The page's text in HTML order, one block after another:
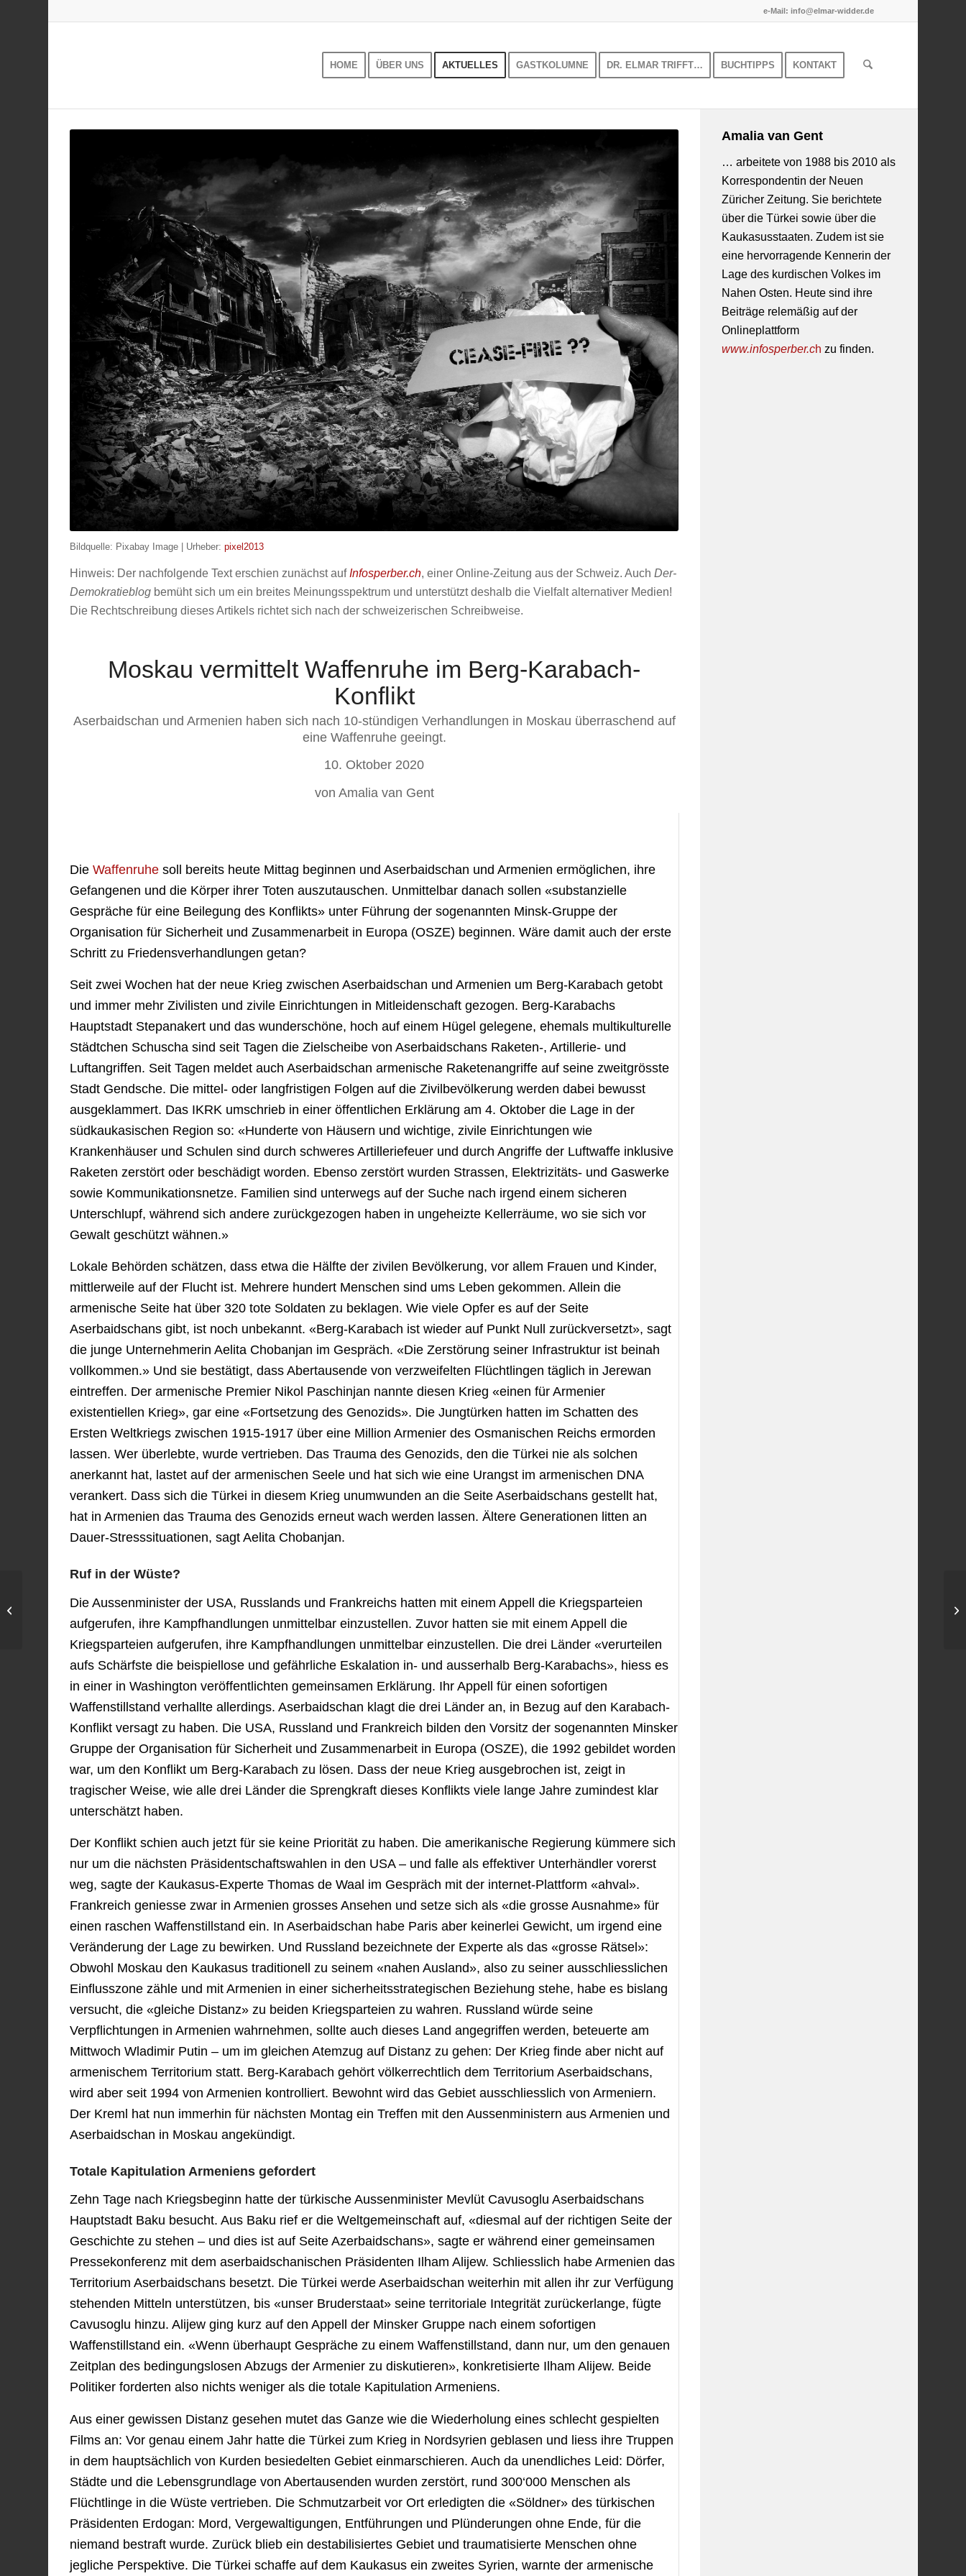
e-Mail: info@elmar-widder.de
HOME ÜBER UNS AKTUELLES GASTKOLUMNE DR. ELMAR TRIFFT… BUCHTIPPS KONTAKT
Bildquelle: Pixabay Image | Urheber:pixel2013
Hinweis: Der nachfolgende Text erschien zunächst auf Infosperber.ch, einer Online-Zeitung aus der Schweiz. AuchDer-
Demokratieblog bemüht sich um ein breites Meinungsspektrum und unterstützt deshalb die Vielfalt alternativer Medien!
Die Rechtschreibung dieses Artikels richtet sich nach der schweizerischen Schreibweise.
Moskau vermittelt Waffenruhe im Berg-Karabach-
Konflikt
Aserbaidschan und Armenien haben sich nach 10-stündigen Verhandlungen in Moskau überraschend auf
eine Waffenruhe geeingt.
10. Oktober 2020
von Amalia van Gent
Die Waffenruhe soll bereits heute Mittag beginnen und Aserbaidschan und Armenien ermöglichen, ihre
Gefangenen und die Körper ihrer Toten auszutauschen. Unmittelbar danach sollen «substanzielle
Gespräche für eine Beilegung des Konflikts» unter Führung der sogenannten Minsk-Gruppe der
Organisation für Sicherheit und Zusammenarbeit in Europa (OSZE) beginnen. Wäre damit auch der erste
Schritt zu Friedensverhandlungen getan?
Seit zwei Wochen hat der neue Krieg zwischen Aserbaidschan und Armenien um Berg-Karabach getobt
und immer mehr Zivilisten und zivile Einrichtungen in Mitleidenschaft gezogen. Berg-Karabachs
Hauptstadt Stepanakert und das wunderschöne, hoch auf einem Hügel gelegene, ehemals multikulturelle
Städtchen Schuscha sind seit Tagen die Zielscheibe von Aserbaidschans Raketen-, Artillerie- und
Luftangriffen. Seit Tagen meldet auch Aserbaidschan armenische Raketenangriffe auf seine zweitgrösste
Stadt Gendsche. Die mittel- oder langfristigen Folgen auf die Zivilbevölkerung werden dabei bewusst
ausgeklammert. Das IKRK umschrieb in einer öffentlichen Erklärung am 4. Oktober die Lage in der
südkaukasischen Region so: «Hunderte von Häusern und wichtige, zivile Einrichtungen wie
Krankenhäuser und Schulen sind durch schweres Artilleriefeuer und durch Angriffe der Luftwaffe inklusive
Raketen zerstört oder beschädigt worden. Ebenso zerstört wurden Strassen, Elektrizitäts- und Gaswerke
sowie Kommunikationsnetze. Familien sind unterwegs auf der Suche nach irgend einem sicheren
Unterschlupf, während sich andere zurückgezogen haben in ungeheizte Kellerräume, wo sie sich vor
Gewalt geschützt wähnen.»
Lokale Behörden schätzen, dass etwa die Hälfte der zivilen Bevölkerung, vor allem Frauen und Kinder,
mittlerweile auf der Flucht ist. Mehrere hundert Menschen sind ums Leben gekommen. Allein die
armenische Seite hat über 320 tote Soldaten zu beklagen. Wie viele Opfer es auf der Seite
Aserbaidschans gibt, ist noch unbekannt. «Berg-Karabach ist wieder auf Punkt Null zurückversetzt», sagt
die junge Unternehmerin Aelita Chobanjan im Gespräch. «Die Zerstörung seiner Infrastruktur ist beinah
vollkommen.» Und sie bestätigt, dass Abertausende von verzweifelten Flüchtlingen täglich in Jerewan
eintreffen. Der armenische Premier Nikol Paschinjan nannte diesen Krieg «einen für Armenier
existentiellen Krieg», gar eine «Fortsetzung des Genozids». Die Jungtürken hatten im Schatten des
Ersten Weltkriegs zwischen 1915-1917 über eine Million Armenier des Osmanischen Reichs ermorden
lassen. Wer überlebte, wurde vertrieben. Das Trauma des Genozids, den die Türkei nie als solchen
anerkannt hat, lastet auf der armenischen Seele und hat sich wie eine Urangst im armenischen DNA
verankert. Dass sich die Türkei in diesem Krieg unumwunden an die Seite Aserbaidschans gestellt hat,
hat in Armenien das Trauma des Genozids erneut wach werden lassen. Ältere Generationen litten an
Dauer-Stresssituationen, sagt Aelita Chobanjan.
Ruf in der Wüste?
Die Aussenminister der USA, Russlands und Frankreichs hatten mit einem Appell die Kriegsparteien
aufgerufen, ihre Kampfhandlungen unmittelbar einzustellen. Zuvor hatten sie mit einem Appell die
Kriegsparteien aufgerufen, ihre Kampfhandlungen unmittelbar einzustellen. Die drei Länder «verurteilen
aufs Schärfste die beispiellose und gefährliche Eskalation in- und ausserhalb Berg-Karabachs», hiess es
in einer in Washington veröffentlichten gemeinsamen Erklärung. Ihr Appell für einen sofortigen
Waffenstillstand verhallte allerdings. Aserbaidschan klagt die drei Länder an, in Bezug auf den Karabach-
Konflikt versagt zu haben. Die USA, Russland und Frankreich bilden den Vorsitz der sogenannten Minsker
Gruppe der Organisation für Sicherheit und Zusammenarbeit in Europa (OSZE), die 1992 gebildet worden
war, um den Konflikt um Berg-Karabach zu lösen. Dass der neue Krieg ausgebrochen ist, zeigt in
tragischer Weise, wie alle drei Länder die Sprengkraft dieses Konflikts viele lange Jahre zumindest klar
unterschätzt haben.
Der Konflikt schien auch jetzt für sie keine Priorität zu haben. Die amerikanische Regierung kümmere sich
nur um die nächsten Präsidentschaftswahlen in den USA – und falle als effektiver Unterhändler vorerst
weg, sagte der Kaukasus-Experte Thomas de Waal im Gespräch mit der internet-Plattform «ahval».
Frankreich geniesse zwar in Armenien grosses Ansehen und setze sich als «die grosse Ausnahme» für
einen raschen Waffenstillstand ein. In Aserbaidschan habe Paris aber keinerlei Gewicht, um irgend eine
Veränderung der Lage zu bewirken. Und Russland bezeichnete der Experte als das «grosse Rätsel»:
Obwohl Moskau den Kaukasus traditionell zu seinem «nahen Ausland», also zu seiner ausschliesslichen
Einflusszone zähle und mit Armenien in einer sicherheitsstrategischen Beziehung stehe, habe es bislang
versucht, die «gleiche Distanz» zu beiden Kriegsparteien zu wahren. Russland würde seine
Verpflichtungen in Armenien wahrnehmen, sollte auch dieses Land angegriffen werden, beteuerte am
Mittwoch Wladimir Putin – um im gleichen Atemzug auf Distanz zu gehen: Der Krieg finde aber nicht auf
armenischem Territorium statt. Berg-Karabach gehört völkerrechtlich dem Territorium Aserbaidschans,
wird aber seit 1994 von Armenien kontrolliert. Bewohnt wird das Gebiet ausschliesslich von Armeniern.
Der Kreml hat nun immerhin für nächsten Montag ein Treffen mit den Aussenministern aus Armenien und
Aserbaidschan in Moskau angekündigt.
Totale Kapitulation Armeniens gefordert
Zehn Tage nach Kriegsbeginn hatte der türkische Aussenminister Mevlüt Cavusoglu Aserbaidschans
Hauptstadt Baku besucht. Aus Baku rief er die Weltgemeinschaft auf, «diesmal auf der richtigen Seite der
Geschichte zu stehen – und dies ist auf Seite Azerbaidschans», sagte er während einer gemeinsamen
Pressekonferenz mit dem aserbaidschanischen Präsidenten Ilham Alijew. Schliesslich habe Armenien das
Territorium Aserbaidschans besetzt. Die Türkei werde Aserbaidschan weiterhin mit allen ihr zur Verfügung
stehenden Mitteln unterstützen, bis «unser Bruderstaat» seine territoriale Integrität zurückerlange, fügte
Cavusoglu hinzu. Alijew ging kurz auf den Appell der Minsker Gruppe nach einem sofortigen
Waffenstillstand ein. «Wenn überhaupt Gespräche zu einem Waffenstillstand, dann nur, um den genauen
Zeitplan des bedingungslosen Abzugs der Armenier zu diskutieren», konkretisierte Ilham Alijew. Beide
Politiker forderten also nichts weniger als die totale Kapitulation Armeniens.
Aus einer gewissen Distanz gesehen mutet das Ganze wie die Wiederholung eines schlecht gespielten
Films an: Vor genau einem Jahr hatte die Türkei zum Krieg in Nordsyrien geblasen und liess ihre Truppen
in dem hauptsächlich von Kurden besiedelten Gebiet einmarschieren. Auch da unendliches Leid: Dörfer,
Städte und die Lebensgrundlage von Abertausenden wurden zerstört, rund 300‘000 Menschen als
Flüchtlinge in die Wüste vertrieben. Die Schmutzarbeit vor Ort erledigten die «Söldner» des türkischen
Präsidenten Erdogan: Mord, Vergewaltigungen, Entführungen und Plünderungen ohne Ende, für die
niemand bestraft wurde. Zurück blieb ein destabilisiertes Gebiet und traumatisierte Menschen ohne
jegliche Perspektive. Die Türkei schaffe auf dem Kaukasus ein zweites Syrien, warnte der armenische
Amalia van Gent
…arbeitete von 1988 bis 2010 als
Korrespondentin der Neuen
Züricher Zeitung. Sie berichtete
über die Türkei sowie über die
Kaukasusstaaten. Zudem ist sie
eine hervorragende Kennerin der
Lage des kurdischen Volkes im
Nahen Osten. Heute sind ihre
Beiträge relemäßig auf der
Onlineplattform
www.infosperber.ch zu finden.
Armenien am Rande
des Abgrunds